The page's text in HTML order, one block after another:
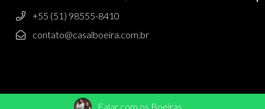
+55 (51) 98555-8410
contato@casalboeira.com.br
Falar com os Boeiras